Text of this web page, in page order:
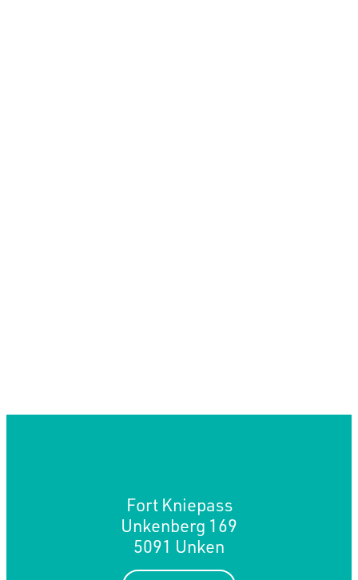
Fort Kniepass
Unkenberg 169
5091 Unken